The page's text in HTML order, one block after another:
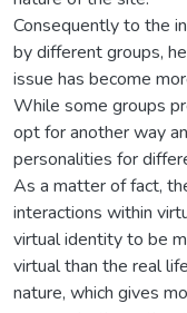
Consequently to the
by different groups,
issue has become
While some groups
opt for another way
personalities for
As a matter of fact,
interactions within
virtual identity to be
virtual than the real
nature, which gives